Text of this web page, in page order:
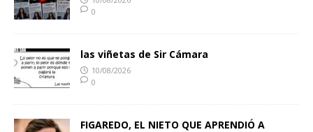
0
las viñetas de Sir Cámara
10/08/2026
0
FIGAREDO, EL NIETO QUE APRENDIÓ A